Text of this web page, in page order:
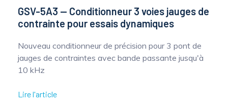
GSV-5A3 — Conditionneur 3 voies jauges de
contrainte pour essais dynamiques
Nouveau conditionneur de précision pour 3 pont de
jauges de contraintes avec bande passante jusqu'à
10 kHz
Lire l'article